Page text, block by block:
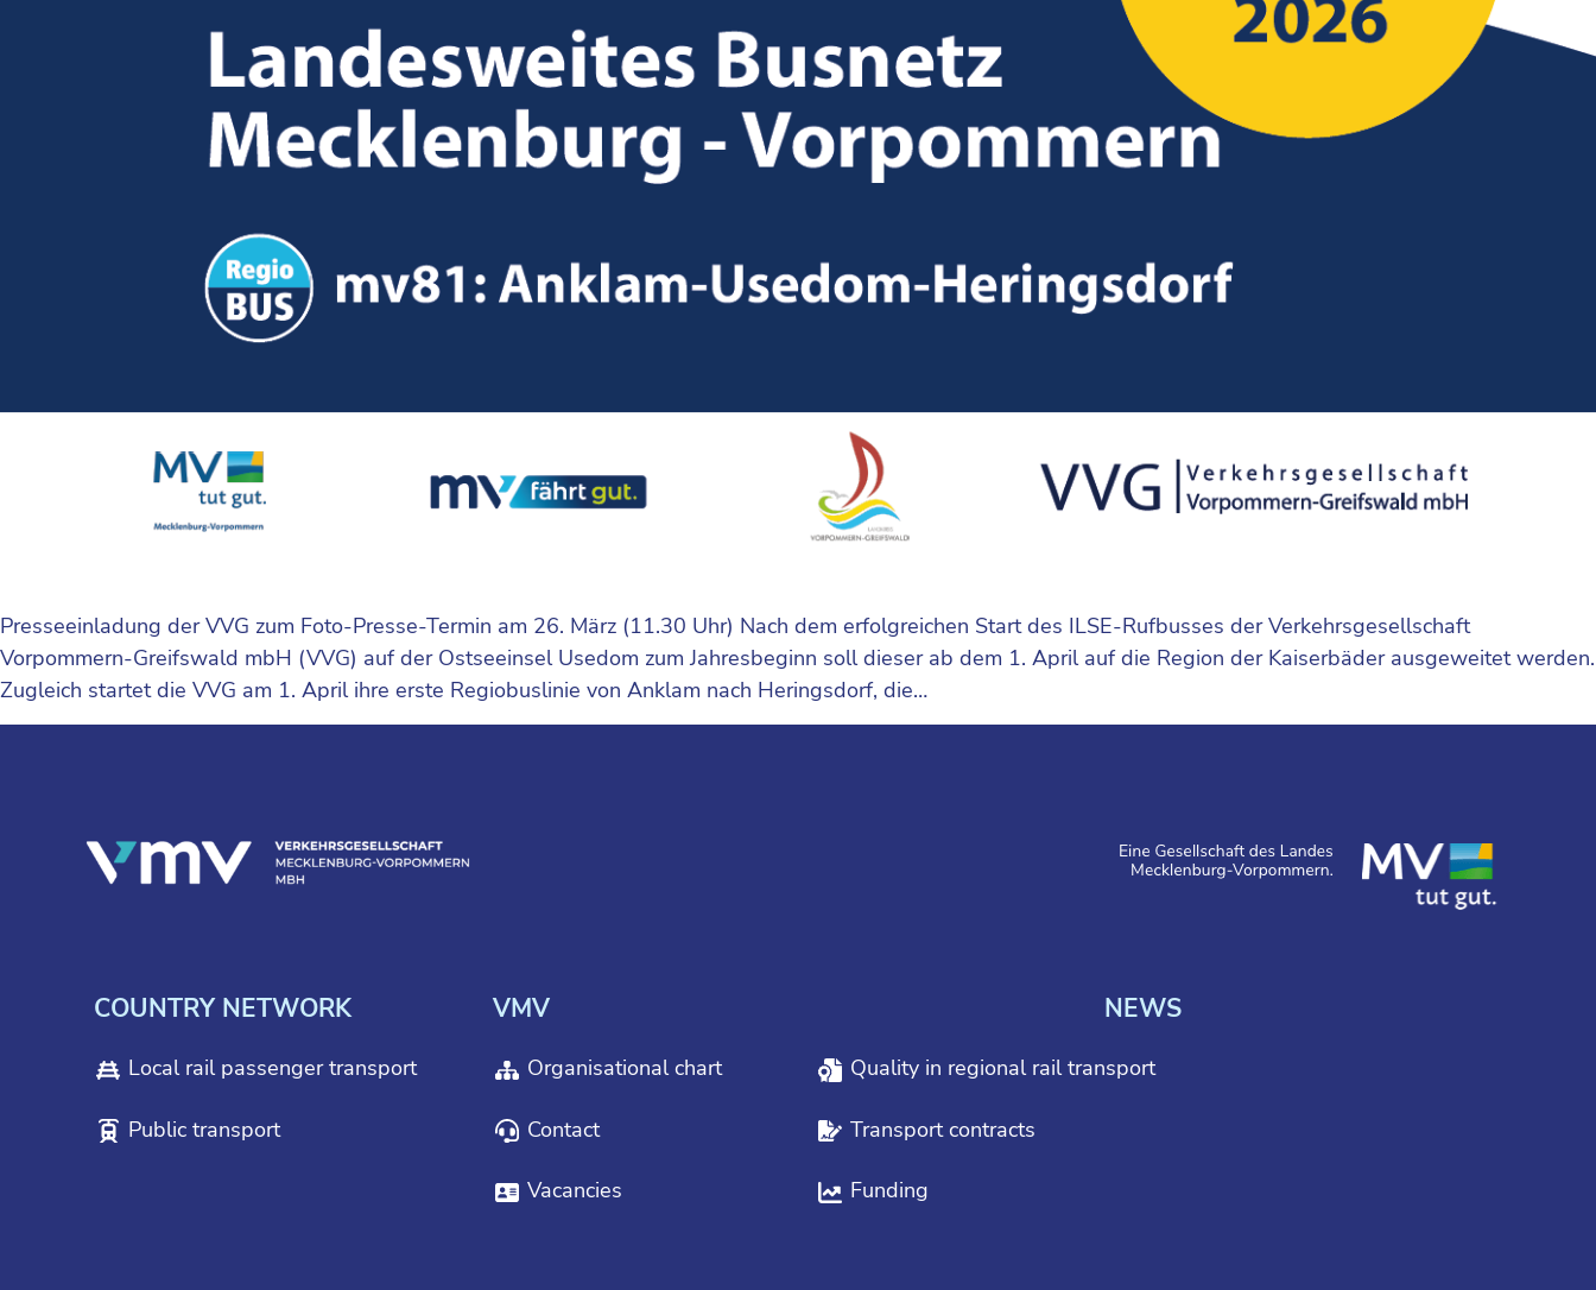
Presseeinladung der VVG zum Foto-Presse-Termin am 26. März (11.30 Uhr) Nach dem erfolgreichen Start des ILSE-Rufbusses der Verkehrsgesellschaft
Vorpommern-Greifswald mbH (VVG) auf der Ostseeinsel Usedom zum Jahresbeginn soll dieser ab dem 1. April auf die Region der Kaiserbäder ausgeweitet werden.
Zugleich startet die VVG am 1. April ihre erste Regiobuslinie von Anklam nach Heringsdorf, die…
COUNTRY NETWORK
Local rail passenger transport
Public transport
VMV
Organisational chart Quality in regional rail transport
Contact Transport contracts
Vacancies Funding
NEWS